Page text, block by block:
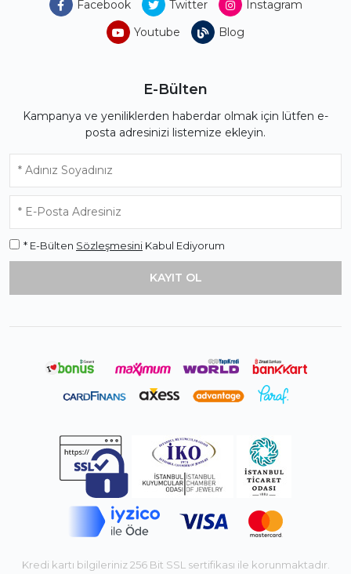
Facebook Twitter
Instagram
Youtube
Blog
E-Bülten
Kampanya ve yeniliklerden haberdar olmak için lütfen e-
posta adresinizi listemize ekleyin.
* E-Bülten Sözleşmesini Kabul Ediyorum
Kredi kartı bilgileriniz 256 Bit SSL sertifikası ile korunmaktadır.